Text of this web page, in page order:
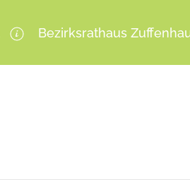
Bezirksrathaus